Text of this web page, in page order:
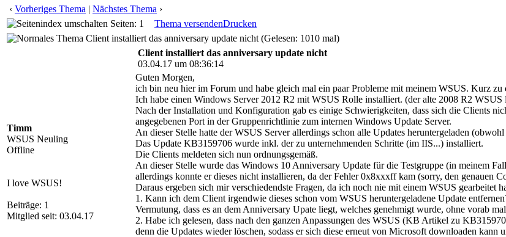
‹ Vorheriges Thema | Nächstes Thema ›
Seiten: 1
Thema versendenDrucken
Client installiert das anniversary update nicht (Gelesen: 1010 mal)
Timm
WSUS Neuling
Offline
I love WSUS!
Beiträge: 1
Mitglied seit: 03.04.17
Client installiert das anniversary update nicht
03.04.17 um 08:36:14
Guten Morgen,
ich bin neu hier im Forum und habe gleich mal ein paar Probleme mit meinem WSUS. Kurz zu
Ich habe einen Windows Server 2012 R2 mit WSUS Rolle installiert. (der alte 2008 R2 WSUS
Nach der Installation und Konfiguration gab es einige Schwierigkeiten, dass sich die Clients
angegebenen Port in der Gruppenrichtlinie zum internen Windows Update Server.
An dieser Stelle hatte der WSUS Server allerdings schon alle Updates heruntergeladen
Das Update KB3159706 wurde inkl. der zu unternehmenden Schritte (im IIS...) installiert.
Die Clients meldeten sich nun ordnungsgemäß.
An dieser Stelle wurde das Windows 10 Anniversary Update für die Testgruppe (in meinem
allerdings konnte er dieses nicht installieren, da der Fehler 0x8xxxff kam (sorry, den genauen
Daraus ergeben sich mir verschiedendste Fragen, da ich noch nie mit einem WSUS gearbeitet
1. Kann ich dem Client irgendwie dieses schon vom WSUS heruntergeladene Update
Vermutung, dass es an dem Anniversary Upate liegt, welches genehmigt wurde, ohne vorab
2. Habe ich gelesen, dass nach den ganzen Anpassungen des WSUS (KB Artikel zu
denn die Updates wieder löschen, sodass er sich diese erneut von Microsoft downloaden kann